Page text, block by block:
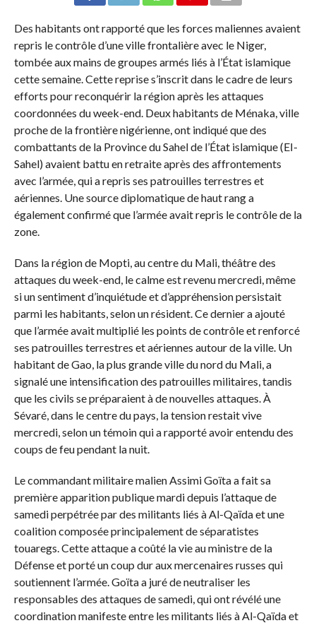
Des habitants ont rapporté que les forces maliennes avaient
repris le contrôle d’une ville frontalière avec le Niger,
tombée aux mains de groupes armés liés à l’État islamique
cette semaine. Cette reprise s’inscrit dans le cadre de leurs
efforts pour reconquérir la région après les attaques
coordonnées du week-end. Deux habitants de Ménaka, ville
proche de la frontière nigérienne, ont indiqué que des
combattants de la Province du Sahel de l’État islamique (EI-
Sahel) avaient battu en retraite après des affrontements
avec l’armée, qui a repris ses patrouilles terrestres et
aériennes. Une source diplomatique de haut rang a
également confirmé que l’armée avait repris le contrôle de la
zone.
Dans la région de Mopti, au centre du Mali, théâtre des
attaques du week-end, le calme est revenu mercredi, même
si un sentiment d’inquiétude et d’appréhension persistait
parmi les habitants, selon un résident. Ce dernier a ajouté
que l’armée avait multiplié les points de contrôle et renforcé
ses patrouilles terrestres et aériennes autour de la ville. Un
habitant de Gao, la plus grande ville du nord du Mali, a
signalé une intensification des patrouilles militaires, tandis
que les civils se préparaient à de nouvelles attaques. À
Sévaré, dans le centre du pays, la tension restait vive
mercredi, selon un témoin qui a rapporté avoir entendu des
coups de feu pendant la nuit.
Le commandant militaire malien Assimi Goïta a fait sa
première apparition publique mardi depuis l’attaque de
samedi perpétrée par des militants liés à Al-Qaïda et une
coalition composée principalement de séparatistes
touaregs. Cette attaque a coûté la vie au ministre de la
Défense et porté un coup dur aux mercenaires russes qui
soutiennent l’armée. Goïta a juré de neutraliser les
responsables des attaques de samedi, qui ont révélé une
coordination manifeste entre les militants liés à Al-Qaïda et